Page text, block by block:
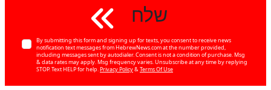
שלח
By submitting this form and signing up for texts, you consent to receive news
notification text messages from HebrewNews.com at the number provided,
including messages sent by autodialer. Consent is not a condition of purchase. Msg
& data rates may apply. Msg frequency varies. Unsubscribe at any time by replying
STOP. Text HELP for help. Privacy Policy& Terms Of Use
80%כן